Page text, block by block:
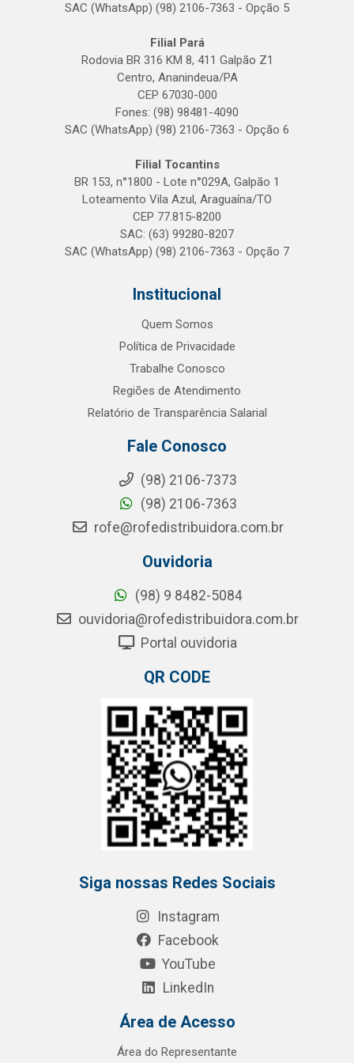
SAC (WhatsApp) (98) 2106-7363 - Opção 5
Filial Pará
Rodovia BR 316 KM 8, 411 Galpão Z1
Centro, Ananindeua/PA
CEP 67030-000
Fones: (98) 98481-4090
SAC (WhatsApp) (98) 2106-7363 - Opção 6
Filial Tocantins
BR 153, n°1800 - Lote n°029A, Galpão 1
Loteamento Vila Azul, Araguaína/TO
CEP 77.815-8200
SAC: (63) 99280-8207
SAC (WhatsApp) (98) 2106-7363 - Opção 7
Institucional
Quem Somos
Política de Privacidade
Trabalhe Conosco
Regiões de Atendimento
Relatório de Transparência Salarial
Fale Conosco
(98) 2106-7373
(98) 2106-7363
rofe@rofedistribuidora.com.br
Ouvidoria
(98) 9 8482-5084
ouvidoria@rofedistribuidora.com.br
Portal ouvidoria
QR CODE
Siga nossas Redes Sociais
Instagram
Facebook
YouTube
LinkedIn
Área de Acesso
Área do Representante